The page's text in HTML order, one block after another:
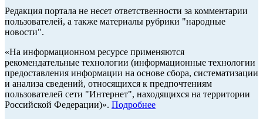
Редакция портала не несет ответственности за комментарии
пользователей, а также материалы рубрики "народные
новости".
«На информационном ресурсе применяются
рекомендательные технологии (информационные технологии
предоставления информации на основе сбора, систематизации
и анализа сведений, относящихся к предпочтениям
пользователей сети "Интернет", находящихся на территории
Российской Федерации)». Подробнее